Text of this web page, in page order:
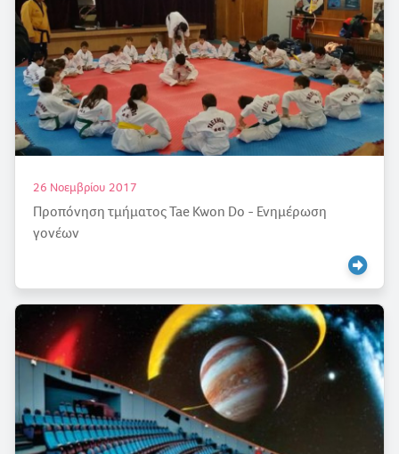
26 Νοεμβρίου 2017
Προπόνηση τμήματος Tae Kwon Do - Ενημέρωση
γονέων